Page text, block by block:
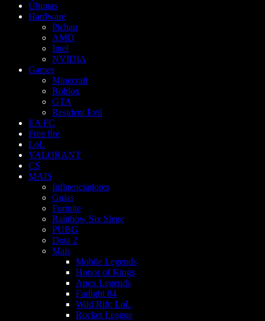
Últimas
Hardware
Pichau
AMD
Intel
NVIDIA
Games
Minecraft
Roblox
GTA
Resident Evil
EA FC
Free fire
LoL
VALORANT
CS
MAIS
Influenciadores
Guias
Fortnite
Rainbow Six Siege
PUBG
Dota 2
Mais
Mobile Legends
Honor of Kings
Apex Legends
Farlight 84
Wild Rift: LoL
Rocket League